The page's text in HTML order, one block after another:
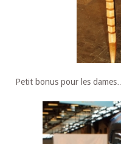
Petit bonus pour les dames…